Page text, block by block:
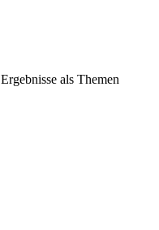
Ergebnisse als Themen